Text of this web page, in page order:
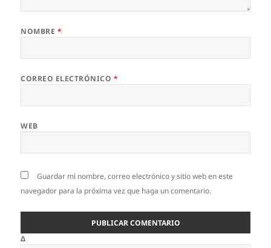
NOMBRE *
CORREO ELECTRÓNICO *
WEB
Guardar mi nombre, correo electrónico y sitio web en este
navegador para la próxima vez que haga un comentario.
Δ